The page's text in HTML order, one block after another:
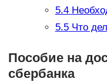
5.4
5.5Что
Пособие на
сбербанка